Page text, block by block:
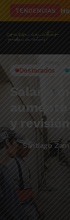
TENDENCIAS El
Destacados
Salario
aumento
y
Santiago